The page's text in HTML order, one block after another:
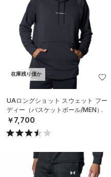
在庫残り僅か
UAロングショット スウェット フー
ディー（バスケットボール/MEN）
￥7,700